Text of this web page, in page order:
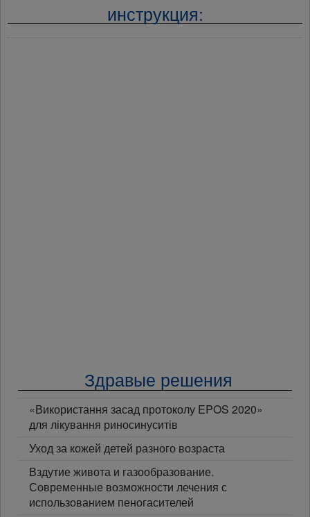
инструкция:
Здравые решения
«Використання засад протоколу EPOS 2020»
для лікування риносинуситів
Уход за кожей детей разного возраста
Вздутие живота и газообразование.
Современные возможности лечения с
использованием пеногасителей